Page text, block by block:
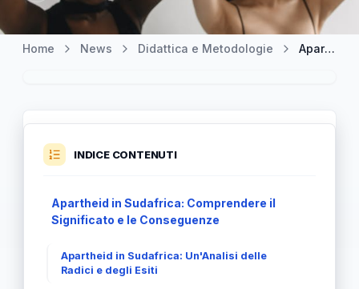
Home News Didattica e Metodologie Apartheid in Sudafrica: La Lotta contro l'Ingiustizia Raciale
INDICE CONTENUTI
Apartheid in Sudafrica: Comprendere il
Significato e le Conseguenze
Apartheid in Sudafrica: Un'Analisi delle
Radici e degli Esiti